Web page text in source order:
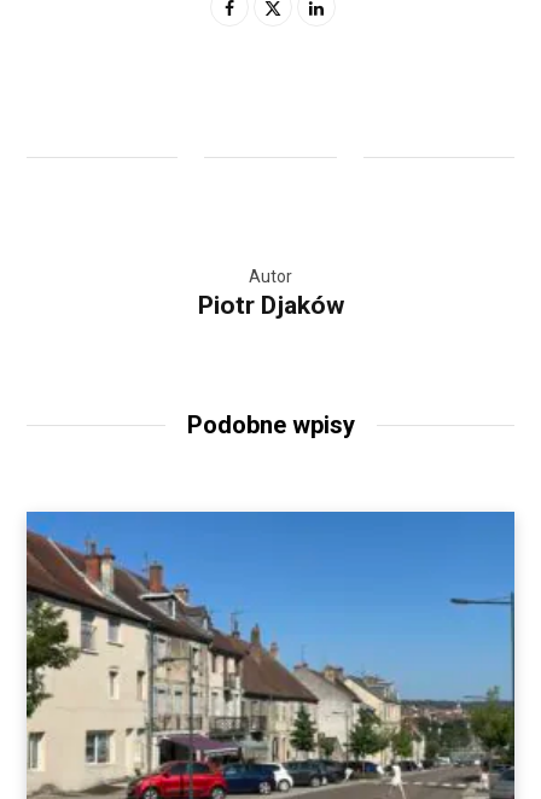
Autor
Piotr Djaków
Podobne wpisy